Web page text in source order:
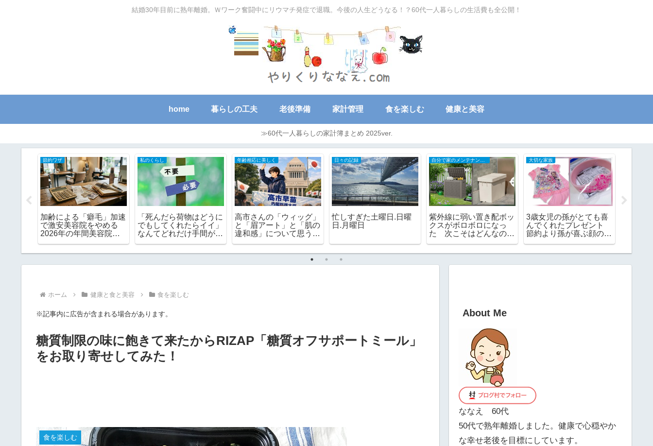
結婚30年目前に熟年離婚。Ｗワーク奮闘中にリウマチ発症で退職。今後の人生どうなる！？60代一人暮らしの生活費も全公開！
home 暮らしの工夫 老後準備 家計管理 食を楽しむ 健康と美容
≫60代一人暮らしの家計簿まとめ 2025ver.
節約ワザ
加齢による「癖毛」加速
で激安美容院をやめる
2026年の年間美容院代
私のくらし
「死んだら荷物はどうに
でもしてくれたらイイ」
なんてどれだけ手間がか
年齢相応に美しく
高市さんの「ウィッグ」
と「眉アート」と「肌の
違和感」について思うこ
日々の記録
忙しすぎた土曜日.日曜
日.月曜日
自分で家のメンテナンスDIY
紫外線に弱い置き配ボッ
クスがボロボロになっ
た 次こそはどんなのに
大切な家族
3歳女児の孫がとても喜
んでくれたプレゼント
節約より孫が喜ぶ顔の方
ホーム 健康と食と美容 食を楽しむ
※記事内に広告が含まれる場合があります。
糖質制限の味に飽きて来たからRIZAP「糖質オフサポートミール」
をお取り寄せしてみた！
食を楽しむ
About Me
ななえ 60代
50代で熟年離婚しました。健康で心穏やか
な幸せ老後を目標にしています。